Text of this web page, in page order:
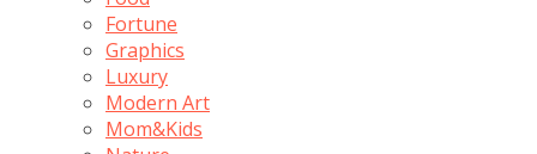
Fortune
Graphics
Luxury
Modern Art
Mom&Kids